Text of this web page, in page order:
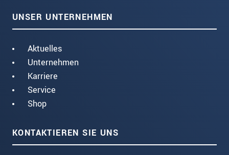
UNSER UNTERNEHMEN
Aktuelles
Unternehmen
Karriere
Service
Shop
KONTAKTIEREN SIE UNS